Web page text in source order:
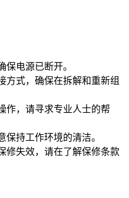
保电源已断开。
方式，确保在拆解和重新组
作，请寻求专业人士的帮
保持工作环境的清洁。
修失效，请在了解保修条款